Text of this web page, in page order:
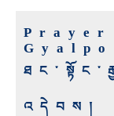
Prayer
Gyalpo
འདེབས།